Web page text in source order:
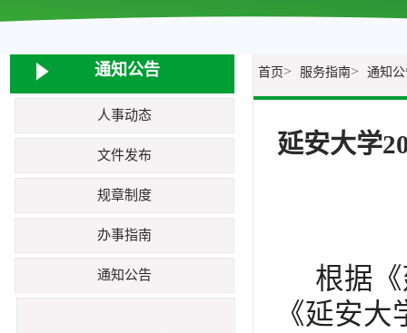
通知公告
人事动态
文件发布
规章制度
办事指南
通知公告
首页 > 服务指南> 通知
延安大学
根据
《延安